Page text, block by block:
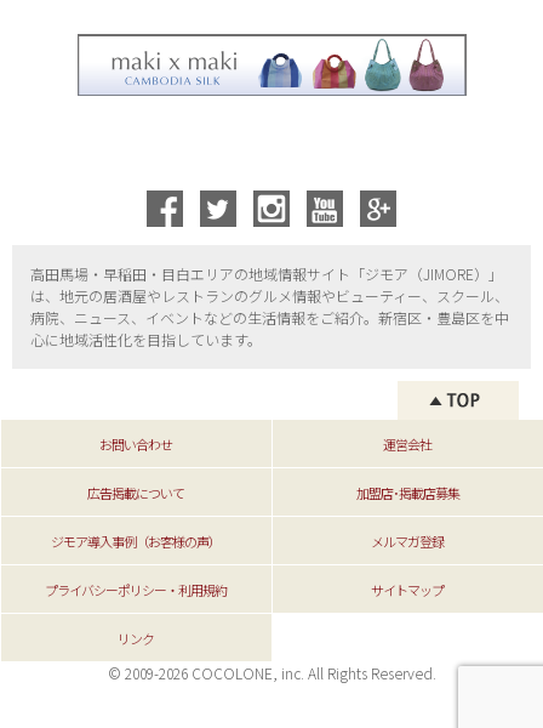
高田馬場・早稲田・目白エリアの地域情報サイト「ジモア（JIMORE）」
は、地元の居酒屋やレストランのグルメ情報やビューティー、
スクール、
病院、ニュース、イベントなどの生活情報をご紹介。新宿区・ 豊島区を中
心に地域活性化を目指しています。
お問い合わせ 運営会社
広告掲載について 加盟店･掲載店募集
ジモア導入事例（お客様の声） メルマガ登録
プライバシーポリシー・利用規約 サイトマップ
リンク
© 2009-2026 COCOLONE, inc. All Rights Reserved.